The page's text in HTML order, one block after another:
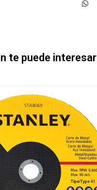
te puede interesar